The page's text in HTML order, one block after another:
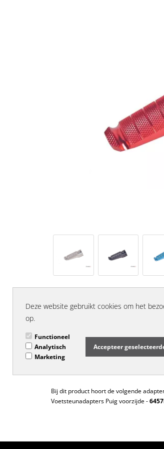
Omschrijving
Deze voetsteunen van het merk PUIG
- minder gewicht
- toename van grondspeling
- voetsteun is te roteren
Bij dit product hoort de volgende
Voetsteunadapters Puig voorzijde -
Deze website gebruikt cookies om het
op.
Functioneel
Analytisch
Marketing
Accepteer